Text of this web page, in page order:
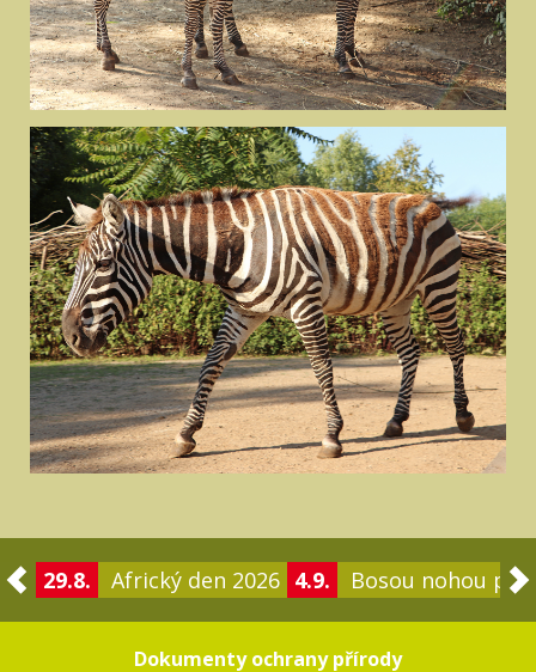
29.8. Africký den 2026 4.9. Bosou nohou po
Dokumenty ochrany přírody